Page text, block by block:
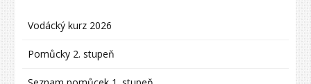
Vodácký kurz 2026
Pomůcky 2. stupeň